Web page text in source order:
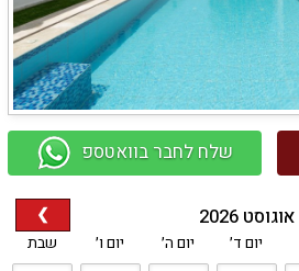
שלח לחבר בוואטספ
אוגוסט 2026
יום ד׳ יום ה׳ יום ו׳
שבת
❯